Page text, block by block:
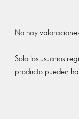
No hay
Solo los usuarios
producto pueden